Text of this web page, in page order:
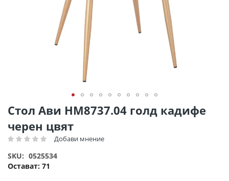
Стол Ави HM8737.04 голд кадифе
черен цвят
Рейтинг: Добави мнение
Остават: 71
SKU 0525534
Преминете
към
началото
на
със
снимки